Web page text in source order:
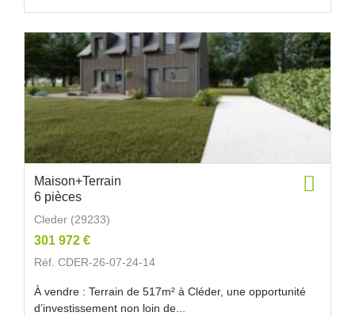
Maison+Terrain
6 pièces
Cleder (29233)
301 972 €
Réf. CDER-26-07-24-14
À vendre : Terrain de 517m² à Cléder, une opportunité
d’investissement non loin de...